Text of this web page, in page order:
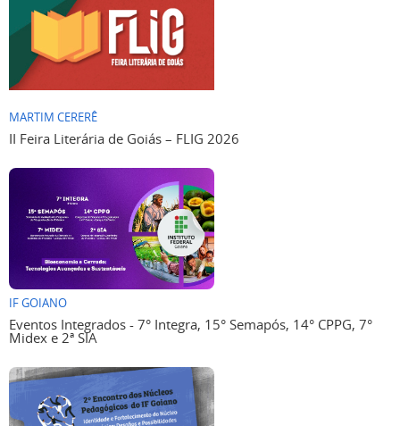
MARTIM CERERÊ
II Feira Literária de Goiás – FLIG 2026
IF GOIANO
Eventos Integrados - 7° Integra, 15° Semapós, 14° CPPG, 7°
Midex e 2ª SIA